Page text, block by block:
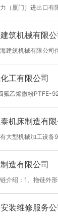
两条自动喷粉生产
出口），主要客户
际、诚意印花设备
（厦门）进出口有
cummins全系列发
售康明斯cummins
K19 K38
筑机械有限公
建筑机械有限公司
、洛工业大走廊中
高速公路横贯东西
，检测手段先进，
。 根据不同的需要
:\"天道酬勤、
工有限公司
氟乙烯微粉PTFE-
、VS5500/
、FC-4432，电
剂TF-1645、PA-
机床制造有
大型机械加工设
床、
齿轮、机械加工中
。主导产品有：
造有限公司
介绍：1、拖链外
链节之间转动自如
，拖链内高、弯曲
装维修服务公